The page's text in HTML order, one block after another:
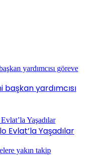
yardımcısı
Evlat’la Yaşadılar